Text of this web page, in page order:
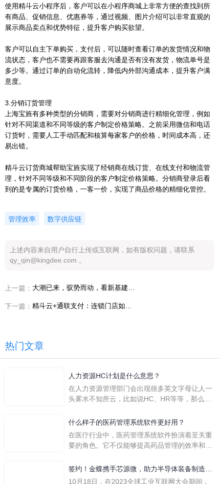
使用精斗云小程序后，客户可以在小程序商城上非常方便的查找到所
有商品、促销信息、优惠券等，通过视频、图片介绍可以非常直观的
展示商品卖点和优势特征，提升客户购买欲望。
客户可以自主下单购买，支付后，可以随时查看订单的发货情况和物
流状态，客户也不需要再跟客服去沟通是否有没有发货，物流单号是
多少等。通过订单的自动化流转，降低内外部沟通成本，提升客户满
意度。
3.分销订货管理
上海宝旌有多种类型的分销商，需要对分销商进行精细化管理，例如
针对不同渠道和不同等级的客户制定价格策略。之前采用微信和电话
订货时，需要人工手动匹配和核算每家客户的价格，时间成本高，还
易出错。
精斗云订货商城帮助宝旌实现了经销商在线订货、在线支付和物流管
理，针对不同等级和不同阶段的客户制定价格策略。分销商登录后看
到的是专属的订货价格，一客一价，实现了商品价格的精细化管控。
管理效率 数字供应链
上述内容来自用户自行上传或互联网，如有版权问题，请联系
qy_qin@kingdee.com 。
上一篇：
下一篇：
热门文章
人力资源HC计划是什么意思？
在人力资源管理部门会出现很多英文字母让人一
头雾水不知所云，比如说HC、HR等等，那么它
么呢？
什么样子的医药管理系统软件更好用？
在医疗行业中，医药管理系统软件扮演着至关重
要的角色。它不仅能够提高药品管理的效率和准
一个好用的医药管理系统软件应具备以下特点。
签约！金蝶携手芯源微，助力半导体装备制造领
先企业迈向世界
10月18日，在2023全球工业互联网大会期间，